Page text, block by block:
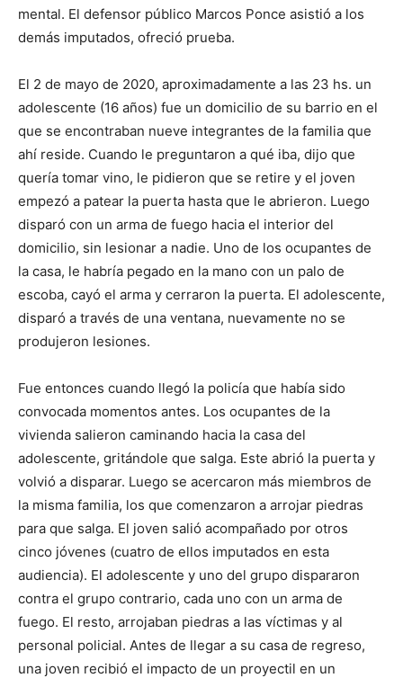
mental. El defensor público Marcos Ponce asistió a los
demás imputados, ofreció prueba.
El 2 de mayo de 2020, aproximadamente a las 23 hs. un
adolescente (16 años) fue un domicilio de su barrio en el
que se encontraban nueve integrantes de la familia que
ahí reside. Cuando le preguntaron a qué iba, dijo que
quería tomar vino, le pidieron que se retire y el joven
empezó a patear la puerta hasta que le abrieron. Luego
disparó con un arma de fuego hacia el interior del
domicilio, sin lesionar a nadie. Uno de los ocupantes de
la casa, le habría pegado en la mano con un palo de
escoba, cayó el arma y cerraron la puerta. El adolescente,
disparó a través de una ventana, nuevamente no se
produjeron lesiones.
Fue entonces cuando llegó la policía que había sido
convocada momentos antes. Los ocupantes de la
vivienda salieron caminando hacia la casa del
adolescente, gritándole que salga. Este abrió la puerta y
volvió a disparar. Luego se acercaron más miembros de
la misma familia, los que comenzaron a arrojar piedras
para que salga. El joven salió acompañado por otros
cinco jóvenes (cuatro de ellos imputados en esta
audiencia). El adolescente y uno del grupo dispararon
contra el grupo contrario, cada uno con un arma de
fuego. El resto, arrojaban piedras a las víctimas y al
personal policial. Antes de llegar a su casa de regreso,
una joven recibió el impacto de un proyectil en un